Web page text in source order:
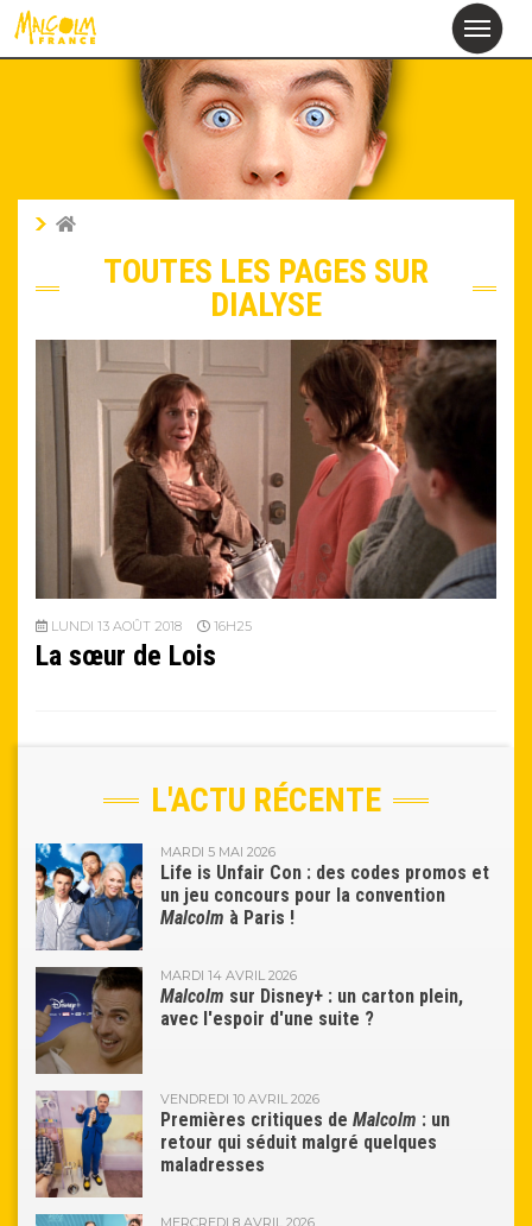
M
France
TOUTES LES PAGES SUR
DIALYSE
LUNDI 13 AOÛT 2018 16H25
La sœur de Lois
L'ACTU RÉCENTE
MARDI 5 MAI 2026
Life is Unfair Con : des codes promos et
un jeu concours pour la convention
Malcolm à Paris !
MARDI 14 AVRIL 2026
Malcolm sur Disney+ : un carton plein,
avec l'espoir d'une suite ?
VENDREDI 10 AVRIL 2026
Premières critiques de Malcolm : un
retour qui séduit malgré quelques
maladresses